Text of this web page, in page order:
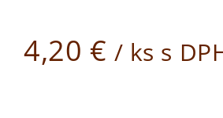
4,20 € / ks s